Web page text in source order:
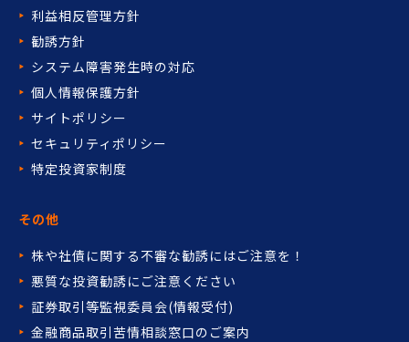
利益相反管理方針
勧誘方針
システム障害発生時の対応
個人情報保護方針
サイトポリシー
セキュリティポリシー
特定投資家制度
その他
株や社債に関する不審な勧誘にはご注意を！
悪質な投資勧誘にご注意ください
証券取引等監視委員会(情報受付)
金融商品取引苦情相談窓口の ご案内